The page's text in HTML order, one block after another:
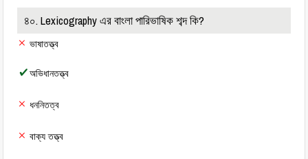
৪০. Lexicography এর বাংলা পারিভাষিক শব্দ কি?
ভাষাতত্ত্ব
অভিধানতত্ত্ব
ধননিতত্ব
বাক্য তত্ত্ব